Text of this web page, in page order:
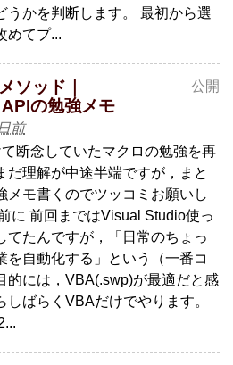
うかを判断します。 最初から選
めてプ...
公開
ソッド｜
の勉強メモ
前
断念していたマクロの勉強を再
だ理解が中途半端ですが，まと
メモ書くのでツッコミお願いし
に 前回まではVisual Studio使っ
てたんですが，「日常のちょっ
を自動化する」という（一番コ
的には，VBA(.swp)が最適だと感
しばらくVBAだけでやります。